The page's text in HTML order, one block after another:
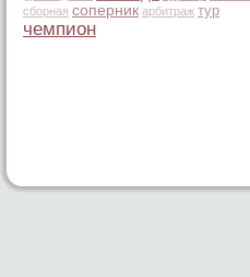
сборная соперник арбитраж тур
чемпион